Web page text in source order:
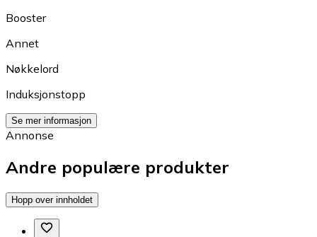
Booster
Annet
Nøkkelord
Induksjonstopp
Se mer informasjon
Annonse
Andre populære produkter
Hopp over innholdet